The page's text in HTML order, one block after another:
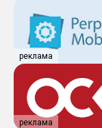
реклама
реклама